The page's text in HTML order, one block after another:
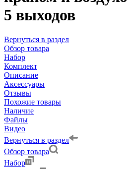
5 выходов
Вернуться в раздел
Обзор товара
Набор
Комплект
Описание
Аксессуары
Отзывы
Похожие товары
Наличие
Файлы
Видео
Вернуться в раздел
Обзор товара
Набор